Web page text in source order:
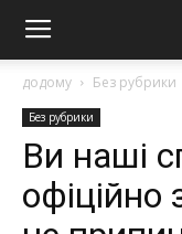
додому Без рубрики
Без рубрики
Ви наші